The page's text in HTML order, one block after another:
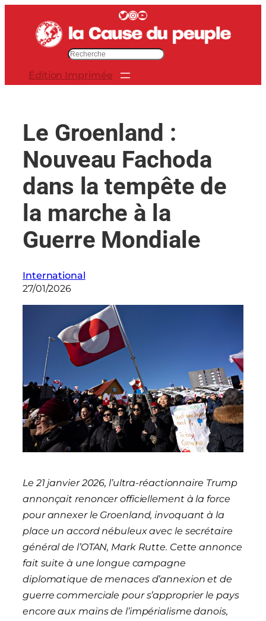
contenu
Twitter InstagramYouTube
e
r
Édition Imprimée
Le Groenland :
Nouveau Fachoda
dans la tempête de
la marche à la
Guerre Mondiale
International
27/01/2026
Le 21 janvier 2026, l’ultra-réactionnaire Trump
annonçait renoncer officiellement à la force
pour annexer le Groenland, invoquant à la
place un accord nébuleux avec le secrétaire
général de l’OTAN, Mark Rutte. Cette annonce
fait suite à une longue campagne
diplomatique de menaces d’annexion et de
guerre commerciale pour s’approprier le pays
encore aux mains de l’impérialisme danois,